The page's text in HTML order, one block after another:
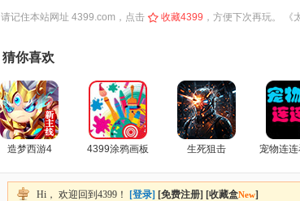
请记住本站网址 4399.com ，点击 收藏4399 ，方便下次再玩。 《
猜你喜欢
造梦西游4 4399涂鸦画板 生死狙击 宠物连